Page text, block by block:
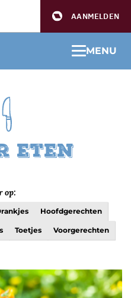
AANMELDEN
MENU
eten
op:
Hoofdgerechten
Toetjes Voorgerechten